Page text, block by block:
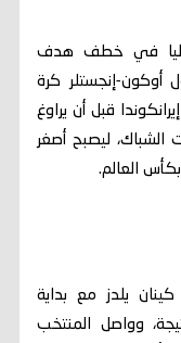
في خطف هدف
أرسل بول أوكون-إنجستلر كرة
قبل أن يراوغ
الشباك، ليصبح أصغر
العالم.
يلدز مع بداية
وواصل المنتخب